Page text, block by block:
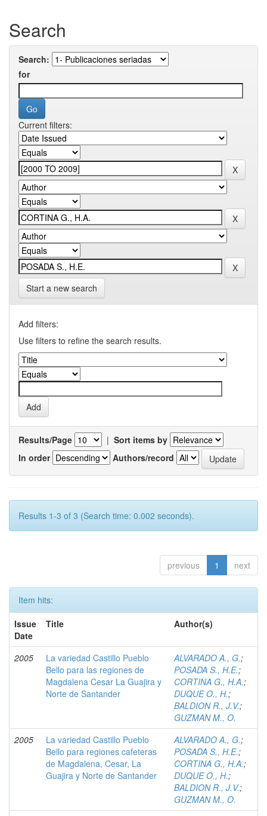
Search
Search:
for
Current filters:
Start a new search
Add filters:
Use filters to refine the search results.
Results/Page | Sort items by
In order
Authors/record
Results 1-3 of 3 (Search time: 0.002 seconds).
previous 1 next
Item hits:
Issue
Date
Title Author(s)
2005
La variedad Castillo Pueblo
Bello para las regiones de
Magdalena Cesar La Guajira y
Norte de Santander
ALVARADO A., G.;
POSADA S., H.E.;
CORTINA G., H.A.;
DUQUE O., H.;
BALDION R., J.V.;
GUZMAN M., O.
2005
La variedad Castillo Pueblo
Bello para regiones cafeteras
de Magdalena, Cesar, La
Guajira y Norte de Santander
ALVARADO A., G.;
POSADA S., H.E.;
CORTINA G., H.A.;
DUQUE O., H.;
BALDION R., J.V.;
GUZMAN M., O.